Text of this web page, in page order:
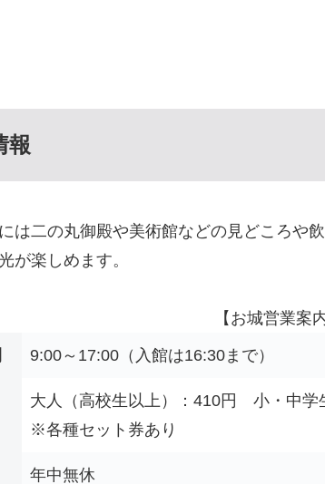
報
は二の丸御殿や美術館などの見どころや
が楽しめます。
【お城営業案内
9:00～17:00（入館は16:30まで）
大人（高校生以上）：410円 小・中
※各種セット券あり
年中無休